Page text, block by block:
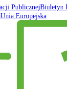
Biuletyn
Unia Europejska